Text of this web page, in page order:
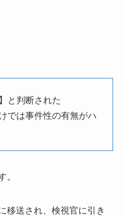
と判断された
では事件性の有無がハ
。
移送され、検視官に引き